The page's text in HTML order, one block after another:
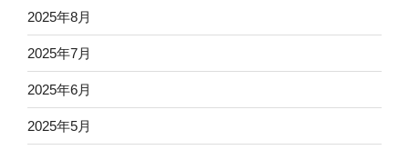
2025年8月
2025年7月
2025年6月
2025年5月